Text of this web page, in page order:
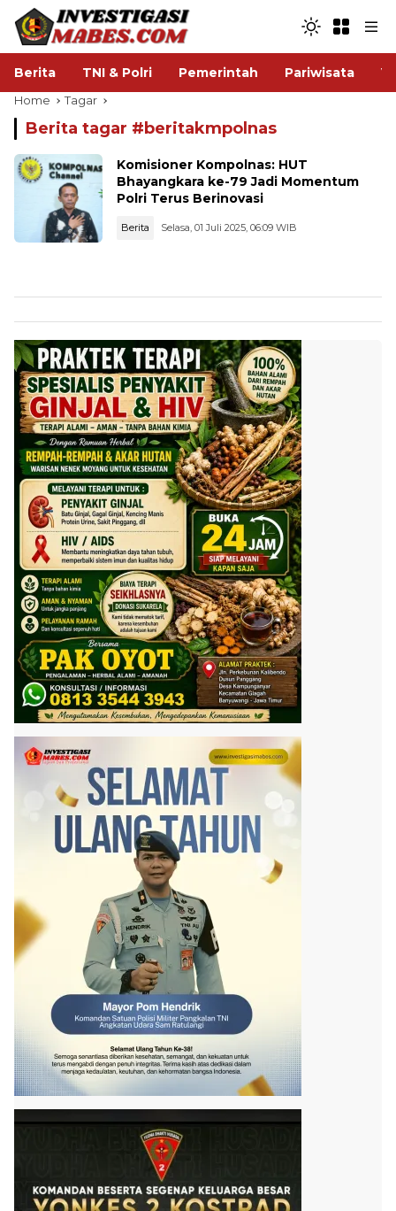
Berita TNI & Polri Pemerintah Pariwisata
Home Tagar
Berita tagar #beritakmpolnas
Komisioner Kompolnas: HUT
Bhayangkara ke-79 Jadi Momentum
Polri Terus Berinovasi
Berita Selasa, 01 Juli 2025, 06:09 WIB